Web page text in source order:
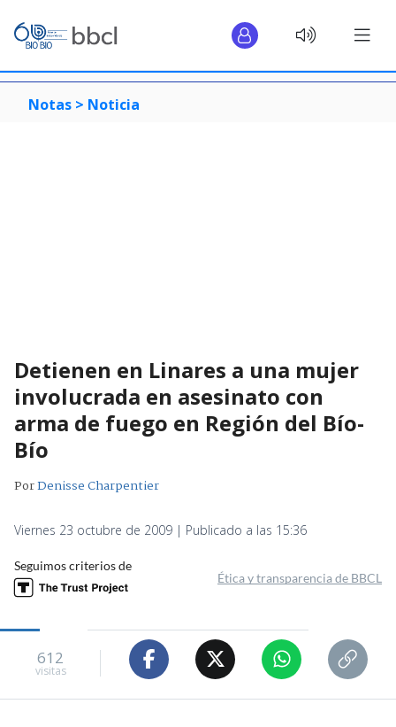
Notas > Noticia
Detienen en Linares a una mujer
involucrada en asesinato con
arma de fuego en Región del Bío-
Bío
PorDenisse Charpentier
Viernes 23 octubre de 2009 | Publicado a las 15:36
Seguimos criterios de
Ética y transparencia de BBCL
612
visitas